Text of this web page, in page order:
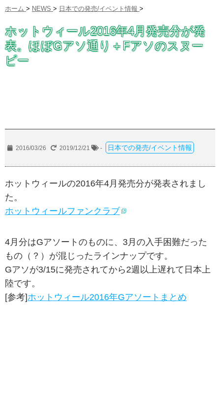
ホーム > NEWS > 日本での発売/イベント情報 >
ホットウィール2016年4月発売分が発
表。ほぼGアソ通り＋Fアソのスヌー
ピー
2016/03/26 2019/12/21 - 日本での発売/イベント情報
ホットウィールの2016年4月発売分が発表されまし
た。
ホットウィールファンクラブ
4月分はGアソートのものに、3月の入手困難だった
もの（？）が混じったラインナップです。
Gアソが3/15に発売されてから2週以上遅れて日本上
陸です。
[参考]ホットウィール2016年Gアソートまとめ